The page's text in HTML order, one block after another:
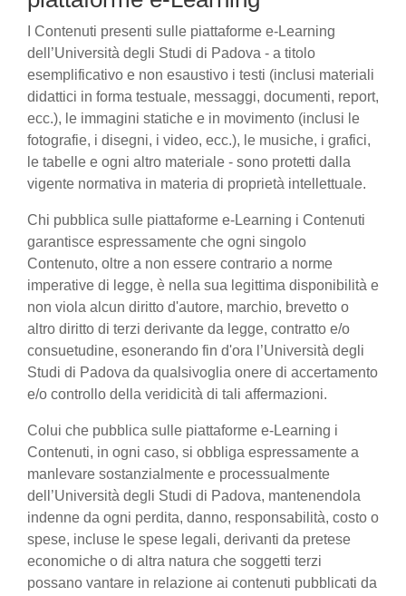
I Contenuti presenti sulle piattaforme e-Learning
dell’Università degli Studi di Padova - a titolo
esemplificativo e non esaustivo i testi (inclusi materiali
didattici in forma testuale, messaggi, documenti, report,
ecc.), le immagini statiche e in movimento (inclusi le
fotografie, i disegni, i video, ecc.), le musiche, i grafici,
le tabelle e ogni altro materiale - sono protetti dalla
vigente normativa in materia di proprietà intellettuale.
Chi pubblica sulle piattaforme e-Learning i Contenuti
garantisce espressamente che ogni singolo
Contenuto, oltre a non essere contrario a norme
imperative di legge, è nella sua legittima disponibilità e
non viola alcun diritto d'autore, marchio, brevetto o
altro diritto di terzi derivante da legge, contratto e/o
consuetudine, esonerando fin d'ora l’Università degli
Studi di Padova da qualsivoglia onere di accertamento
e/o controllo della veridicità di tali affermazioni.
Colui che pubblica sulle piattaforme e-Learning i
Contenuti, in ogni caso, si obbliga espressamente a
manlevare sostanzialmente e processualmente
dell’Università degli Studi di Padova, mantenendola
indenne da ogni perdita, danno, responsabilità, costo o
spese, incluse le spese legali, derivanti da pretese
economiche o di altra natura che soggetti terzi
possano vantare in relazione ai contenuti pubblicati da